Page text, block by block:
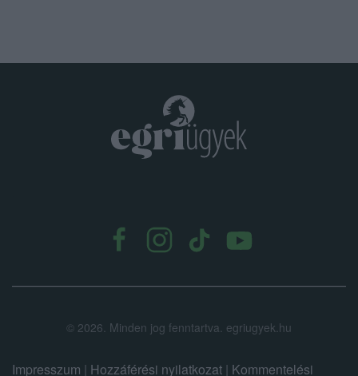
© 2026. Minden jog fenntartva. egriugyek.hu
Impresszum | Hozzáférési nyilatkozat | Kommentelési